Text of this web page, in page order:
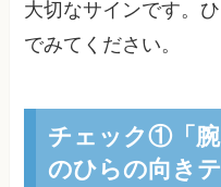
大切なサインです。
でみてください。
チェック①「
のひらの向き